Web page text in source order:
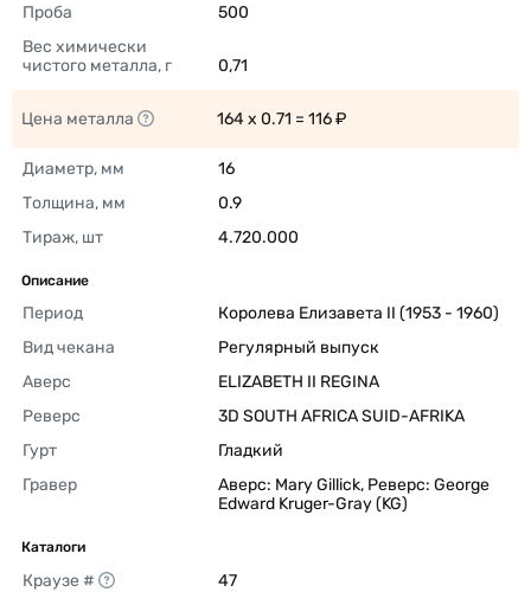
Проба
500
Вес химически
чистого металла, г
0,71
Цена металла 164 x 0.71 = 116 ₽
Диаметр, мм
16
Толщина, мм
0.9
Тираж, шт
4.720.000
Описание
Период
Королева Елизавета II (1953 - 1960)
Вид чекана
Регулярный выпуск
Аверс
ELIZABETH II REGINA
Реверс
3D SOUTH AFRICA SUID-AFRIKA
Гурт
Гладкий
Гравер
Аверс: Mary Gillick, Реверс: George
Edward Kruger-Gray (KG)
Каталоги
Краузе # 47